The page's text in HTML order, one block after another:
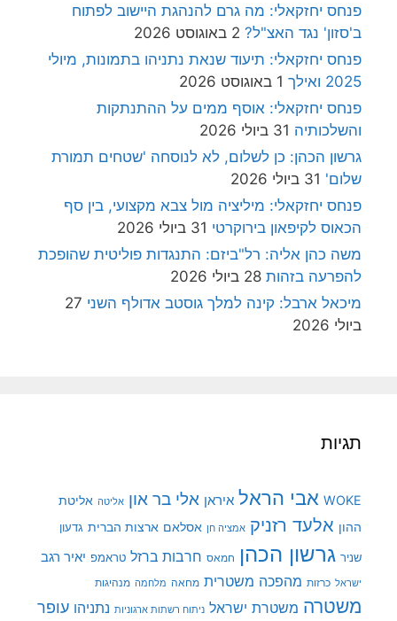
פנחס יחזקאלי: מה גרם להנהגת היישוב לפתוח
ב'סזון' נגד האצ"ל? 2 באוגוסט 2026
פנחס יחזקאלי: תיעוד שנאת נתניהו בתמונות, מיולי
2025 ואילך
1 באוגוסט 2026
פנחס יחזקאלי: אוסף ממים על ההתנתקות
והשלכותיה 31 ביולי 2026
גרשון הכהן: כן לשלום, לא לנוסחה 'שטחים תמורת
שלום' 31 ביולי 2026
פנחס יחזקאלי: מיליציה מול צבא מקצועי, בין סף
הכאוס לקיפאון בירוקרטי 31 ביולי 2026
משה כהן אליה: רל"ביזם: התנגדות פוליטית שהופכת
להפרעה בזהות 28 ביולי 2026
מיכאל ארבל: קינה למלך גוסטב אדולף השני 27
ביולי 2026
תגיות
WOKE אבי הראל איראן אלי בר און אליטה אליטת
ההון אלעד רזניק אמציה חן אסלאם ארצות הברית גדעון
שניר גרשון הכהן חמאס חרבות ברזל טראמפ יאיר רגב
ישראל כרזות מהפכה משטרית מחאה מלחמה מנהיגות
משטרה משטרת ישראל ניתוח רשתות ארגוניות נתניהו עופר